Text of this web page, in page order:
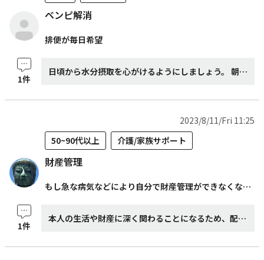
ベンピ解消
排便が毎日希望
1件
日頃から水分摂取を心がけるようにしましょう。 朝起きてすぐにコップ1杯(200mLほど)の常温の水を飲むと便秘解消に効果的です。 腸が刺激されて動きがよくなり、便意が起こりやすくなります。 水分は一度に大量に飲むと、尿として排泄されるため、こまめに取るのがおすすめです。 飲み水からは1.2L摂るようにしましょう。 なお、便秘予防で水分を取るときは、なるべく緑茶やコーヒーは避けてください。 緑茶とコーヒーには、利尿作用のあるカフェインが含まれているためです。 また、市販の薬ですと、おなかを下して排便するのが癖になる可能性がございます。 あまりにもひどい場合は内科受診してお薬を処方されることが望ましいです。
50~90代以上 介護/家族サポート
2023/8/11/Fri 11:25
財産管理
もし急な病気などにより自分で財産管理ができなくなった場合、親 族がいないときは後見人をどのように選べばいいのでしょうか?
1件
本人の生活や財産に深く関わることになるため、配偶者、子、兄弟等の親族や身近な方の中から選ばれることが多いようですが、親族がいない場合は、友人などでお金に関して信頼できる、面倒見が良い、なるべく近くで生活をしている、本人より若い方などが望ましいでしょう。 厳格に契約を履行してほしい場合は弁護士や司法書士をなど専門家を選びましょう。 司法書士の場合は、公益社団法人リーガルサポートに加入している司法書士を選ぶと、倫理研修や実務研修を受けているので、能力を保持していることの担保になります。 注意をしなければならないのは、後見人自身にも将来何があるか分からないことです。その点においては、専門家へ依頼する場合は、個人事務所ではなく、法人(司法書士法人や弁護士法人)へ依頼することも選択肢の一つです。法人の場合は、万が一依頼した専門家が急死や廃業した場合でも、法人組織として存続するため、任意後見契約は有効となるからです。 それらをふまえて、後見人候補を検討してみてください。